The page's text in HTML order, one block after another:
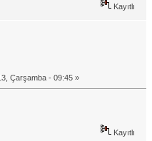
Kayıtlı
Çarşamba - 09:45 »
Kayıtlı